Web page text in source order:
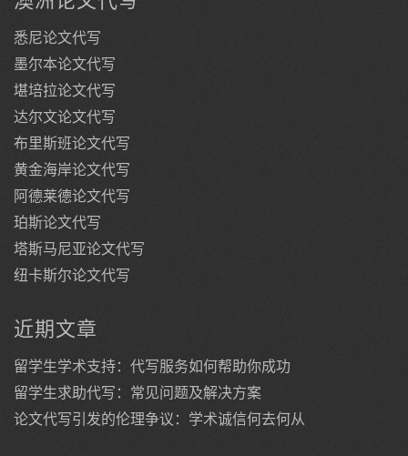
悉尼论文代写
墨尔本论文代写
堪培拉论文代写
达尔文论文代写
布里斯班论文代写
黄金海岸论文代写
阿德莱德论文代写
珀斯论文代写
塔斯马尼亚论文代写
纽卡斯尔论文代写
近期文章
留学生学术支持：代写服务如何帮助你成功
留学生求助代写：常见问题及解决方案
论文代写引发的伦理争议：学术诚信何去何从